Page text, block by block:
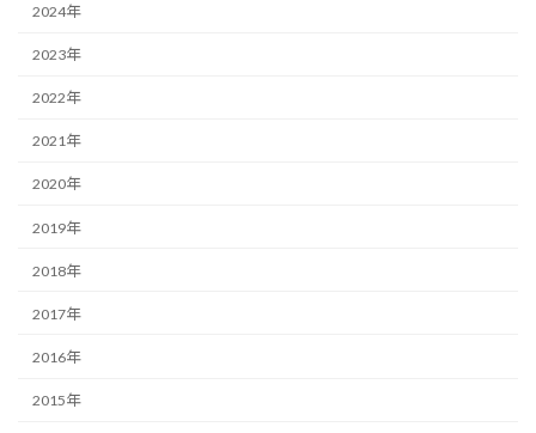
2024年
2023年
2022年
2021年
2020年
2019年
2018年
2017年
2016年
2015年